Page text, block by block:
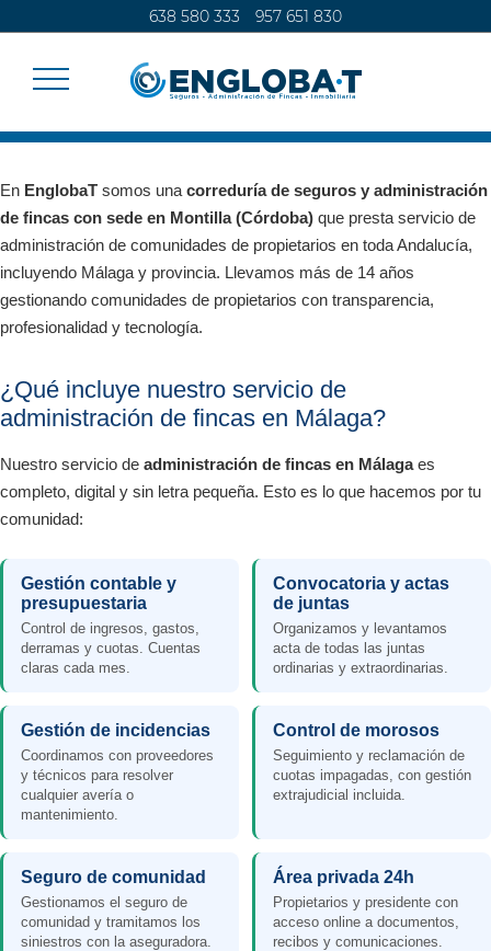
638 580 333 957 651 830
SEGUROS
CALCULA TU SEGURO
ADMINISTRACIÓN DE FINCAS
CONTACTO
En EnglobaT somos una correduría de seguros y administración
de fincas con sede en Montilla (Córdoba) que presta servicio de
administración de comunidades de propietarios en toda Andalucía,
incluyendo Málaga y provincia. Llevamos más de 14 años
gestionando comunidades de propietarios con transparencia,
profesionalidad y tecnología.
¿Qué incluye nuestro servicio de
administración de fincas en Málaga?
Nuestro servicio de administración de fincas en Málagaes
completo, digital y sin letra pequeña. Esto es lo que hacemos por tu
comunidad:
Gestión contable y
presupuestaria
Control de ingresos, gastos,
derramas y cuotas. Cuentas
claras cada mes.
Convocatoria y actas
de juntas
Organizamos y levantamos
acta de todas las juntas
ordinarias y extraordinarias.
Gestión de incidencias
Coordinamos con proveedores
y técnicos para resolver
cualquier avería o
mantenimiento.
Control de morosos
Seguimiento y reclamación de
cuotas impagadas, con gestión
extrajudicial incluida.
Seguro de comunidad
Gestionamos el seguro de
comunidad y tramitamos los
siniestros con la aseguradora.
Área privada 24h
Propietarios y presidente con
acceso online a documentos,
recibos y comunicaciones.